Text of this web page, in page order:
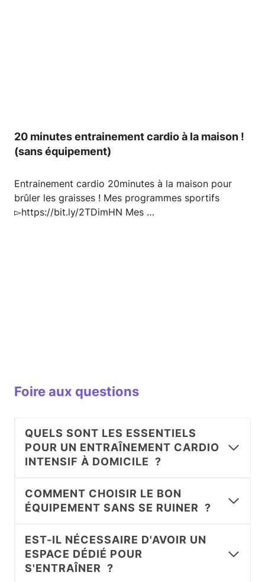
20 minutes entrainement cardio à la maison !
(sans équipement)
Entrainement cardio 20minutes à la maison pour
brûler les graisses ! Mes programmes sportifs
▻https://bit.ly/2TDimHN Mes …
Foire aux questions
QUELS SONT LES ESSENTIELS
POUR UN ENTRAÎNEMENT CARDIO
INTENSIF À DOMICILE ?
COMMENT CHOISIR LE BON
ÉQUIPEMENT SANS SE RUINER ?
EST-IL NÉCESSAIRE D'AVOIR UN
ESPACE DÉDIÉ POUR
S'ENTRAÎNER ?